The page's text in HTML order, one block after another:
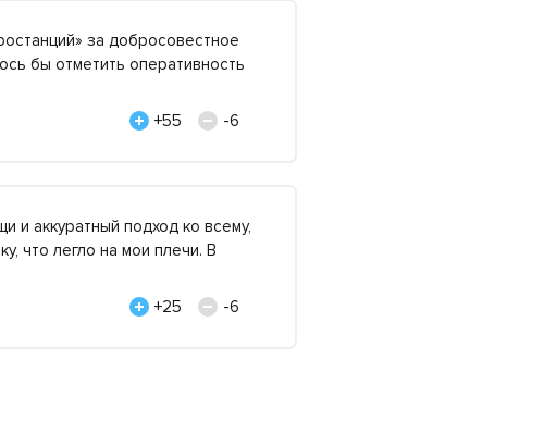
за добросовестное
бы отметить оперативность
+55
-6
и аккуратный подход ко всему,
что легло на мои плечи. В
+25
-6